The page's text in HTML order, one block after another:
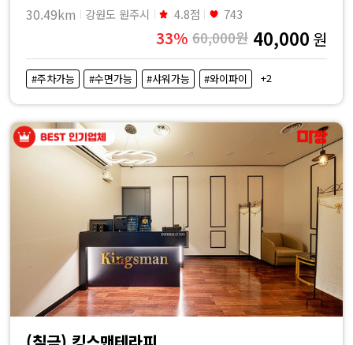
30.49km 강원도 원주시 4.8점 743
33% 60,000원 40,000 원
#주차가능 #수면가능 #샤워가능 #와이파이 +2